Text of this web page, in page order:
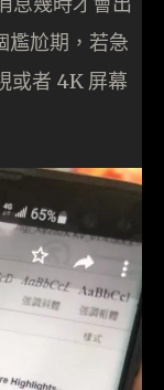
尷尬期，若急
或者 4K 屏幕